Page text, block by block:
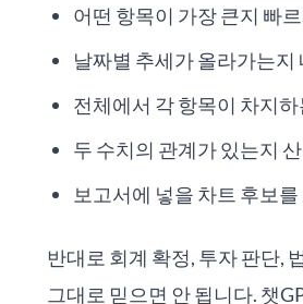
어떤 항목이 가장 큰지 빠
날짜별 추세가 올라가는지
전체에서 각 항목이 차지
두 수치의 관계가 있는지
보고서에 넣을 차트 후보
반대로 회계 확정, 투자 판단,
그대로 믿으면 안 됩니다. 챗